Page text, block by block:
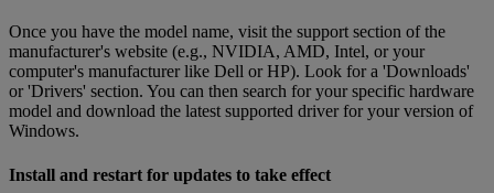
Once you have the model name, visit the support section of the
manufacturer's website (e.g., NVIDIA, AMD, Intel, or your
computer's manufacturer like Dell or HP). Look for a 'Downloads'
or 'Drivers' section. You can then search for your specific hardware
model and download the latest supported driver for your version of
Windows.
Install and restart for updates to take effect